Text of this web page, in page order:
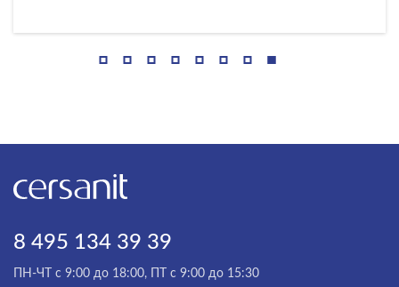
8 495 134 39 39
ПН-ЧТ с 9:00 до 18:00, ПТ с 9:00 до 15:30